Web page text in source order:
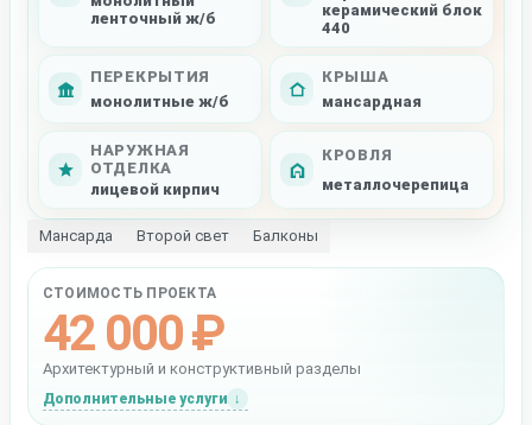
ленточный ж/б
керамический блок
440
ПЕРЕКРЫТИЯ
монолитные ж/б
КРЫША
мансардная
НАРУЖНАЯ
ОТДЕЛКА
лицевой кирпич
КРОВЛЯ
металлочерепица
Мансарда Второй свет Балконы
СТОИМОСТЬ ПРОЕКТА
42 000 ₽
Архитектурный и конструктивный разделы
Дополнительные услуги